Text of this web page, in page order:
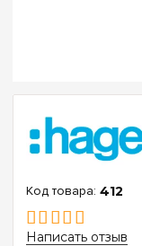
412
Написать отзыв